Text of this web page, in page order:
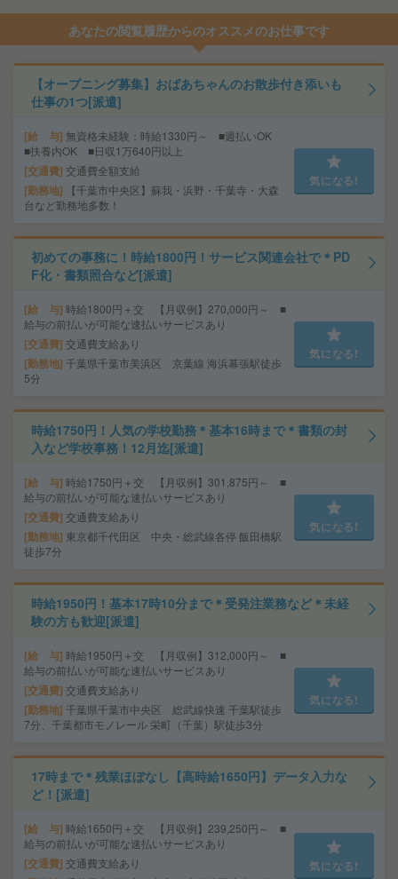
あなたの閲覧履歴からのオススメのお仕事です
【オープニング募集】おばあちゃんのお散歩付き添いも
仕事の1つ[派遣]
給 与 無資格未経験：時給1330円～ ■週払いOK
■扶養内OK ■日収1万640円以上
交通費 交通費全額支給
勤務地
【千葉市中央区】蘇我・浜野・千葉寺・大森
台など勤務地多数！
気になる!
初めての事務に！時給1800円！サービス関連会社で＊PD
F化・書類照合など[派遣]
給 与 時給1800円＋交 【月収例】270,000円～ ■
給与の前払いが可能な速払いサービスあり
交通費 交通費支給あり
勤務地 千葉県千葉市美浜区 京葉線 海浜幕張駅徒歩
5分
気になる!
時給1750円！人気の学校勤務＊基本16時まで＊書類の封
入など学校事務！12月迄[派遣]
給 与 時給1750円＋交 【月収例】301,875円～ ■
給与の前払いが可能な速払いサービスあり
交通費 交通費支給あり
勤務地 東京都千代田区 中央・総武線各停 飯田橋駅
徒歩7分
気になる!
時給1950円！基本17時10分まで＊受発注業務など＊未経
験の方も歓迎[派遣]
給 与 時給1950円＋交 【月収例】312,000円～ ■
給与の前払いが可能な速払いサービスあり
交通費 交通費支給あり
勤務地 千葉県千葉市中央区 総武線快速 千葉駅徒歩
7分、千葉都市モノレール 栄町（千葉）駅徒歩3分
気になる!
17時まで＊残業ほぼなし【高時給1650円】データ入力な
ど！[派遣]
給 与 時給1650円＋交 【月収例】239,250円～ ■
給与の前払いが可能な速払いサービスあり
交通費 交通費支給あり 気になる!